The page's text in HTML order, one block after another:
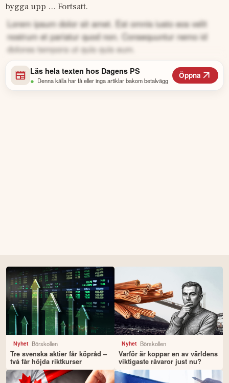
bygga upp … Fortsatt.
Lorem ipsum dolor sit amet. Est omnis iusto eos velit
nostrum et pariatur quod non. Consequuntur nemo id
dolores tempora ut quis quis eum.
Läs hela texten hos Dagens PS
• Denna källa har få eller inga artiklar bakom betalvägg
Öppna
Nyhet Börskollen
Tre svenska aktier får köpråd –
två får höjda riktkurser
Nyhet Börskollen
Varför är koppar en av världens
viktigaste råvaror just nu?